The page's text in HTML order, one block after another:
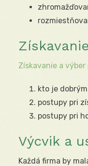
Získavanie a
kto je
postupy pri
postupy pri
Výcvik a
Každá firma by